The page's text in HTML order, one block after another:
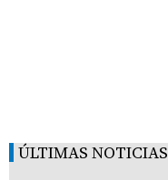
ÚLTIMAS NOTICIAS